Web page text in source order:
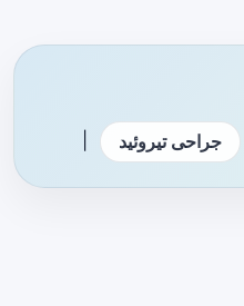
جراحی تیروئید